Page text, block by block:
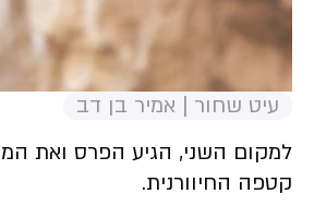
עיט שחור | אמיר בן דב
למקום השני, הגיע הפרס ואת
קטפה החיוורנית.